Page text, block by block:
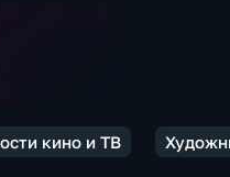
кино и ТВ